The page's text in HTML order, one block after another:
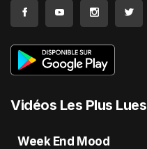
Vidéos Les Plus Lues
Week End Mood